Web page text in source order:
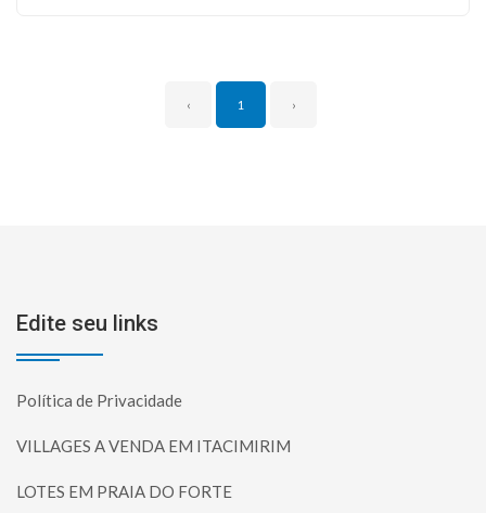
‹ 1 ›
Edite seu links
Política de Privacidade
VILLAGES A VENDA EM ITACIMIRIM
LOTES EM PRAIA DO FORTE